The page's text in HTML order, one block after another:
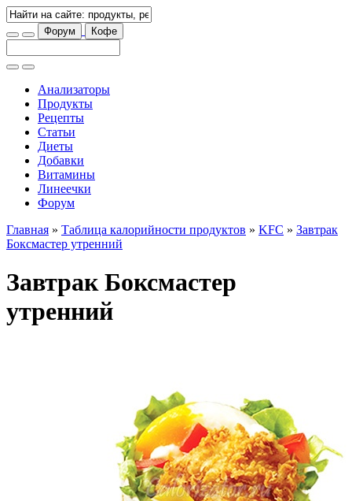
Форум Кофе
Анализаторы
Продукты
Рецепты
Статьи
Диеты
Добавки
Витамины
Линеечки
Форум
Главная » Таблица калорийности продуктов » KFC » Завтрак
Боксмастер утренний
Завтрак Боксмастер
утренний